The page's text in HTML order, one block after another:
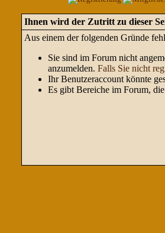
Ihnen wird der Zutritt zu dieser
Aus einem der folgenden Gründe
Sie sind im Forum nicht
anzumelden. Falls Sie nicht
Ihr Benutzeraccount könnte
Es gibt Bereiche im Forum,